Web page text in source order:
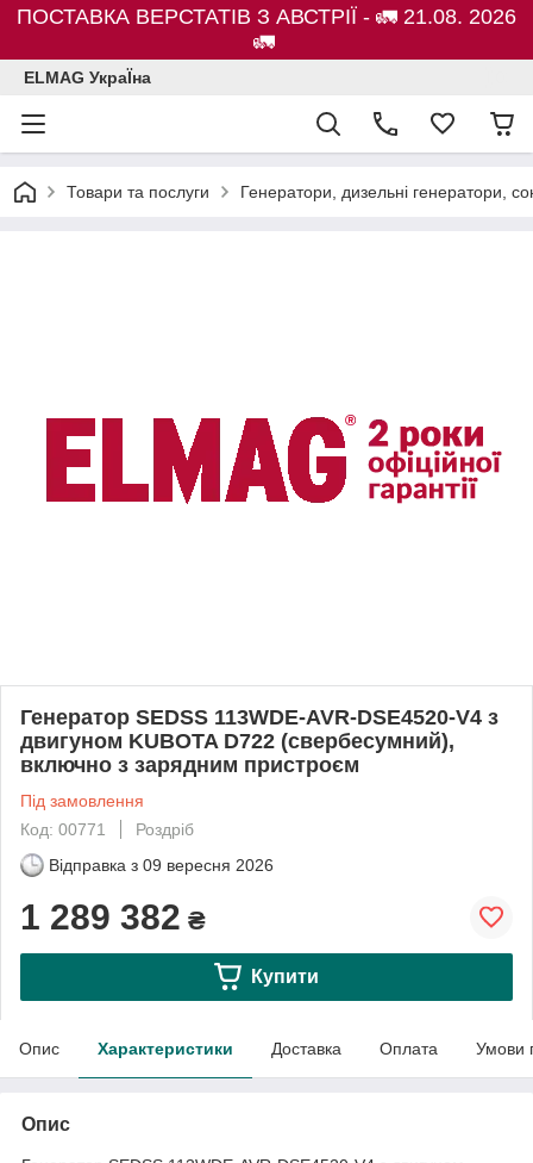
ПОСТАВКА ВЕРСТАТІВ З АВСТРІЇ - 🚛 21.08. 2026
🚛
ELMAG УкраЇна
Товари та послуги Генератори, дизельні генератори,
Генератор SEDSS 113WDE-AVR-DSE4520-V4 з
двигуном KUBOTA D722 (свербесумний),
включно з зарядним пристроєм
Під замовлення
Код: 00771
Роздріб
Відправка з 09 вересня 2026
1 289 382 ₴
Купити
Опис Характеристики Доставка Оплата Умови
Опис